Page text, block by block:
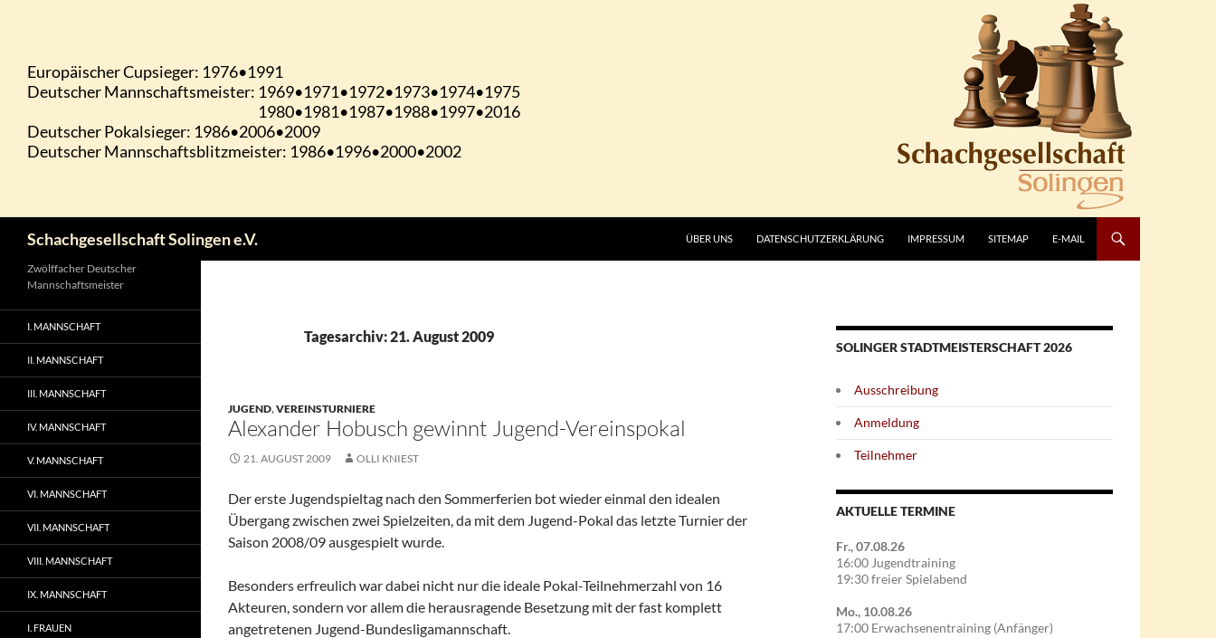
Schachgesellschaft Solingen e.V. ÜBER UNS DATENSCHUTZERKLÄRUNG IMPRESSUM SITEMAP E-MAIL
Tagesarchiv: 21. August 2009
JUGEND,VEREINSTURNIERE
Alexander Hobusch gewinnt Jugend-Vereinspokal
21. AUGUST 2009 OLLI KNIEST
Der erste Jugendspieltag nach den Sommerferien bot wieder einmal den idealen
Übergang zwischen zwei Spielzeiten, da mit dem Jugend-Pokal das letzte Turnier der
Saison 2008/09 ausgespielt wurde.
Besonders erfreulich war dabei nicht nur die ideale Pokal-Teilnehmerzahl von 16
Akteuren, sondern vor allem die herausragende Besetzung mit der fast komplett
angetretenen Jugend-Bundesligamannschaft.
SOLINGER STADTMEISTERSCHAFT 2026
Ausschreibung
Anmeldung
Teilnehmer
AKTUELLE TERMINE
Fr., 07.08.26
16:00 Jugendtraining
19:30 freier Spielabend
Mo., 10.08.26
17:00 Erwachsenentraining (Anfänger)
Zwölffacher Deutscher
Mannschaftsmeister
I. MANNSCHAFT
II. MANNSCHAFT
III. MANNSCHAFT
IV. MANNSCHAFT
V. MANNSCHAFT
VI. MANNSCHAFT
VII. MANNSCHAFT
VIII. MANNSCHAFT
IX. MANNSCHAFT
I. FRAUEN